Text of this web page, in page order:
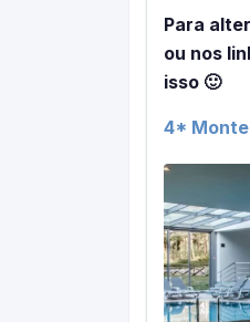
Para
ou nos
isso 🙂
4* Monte